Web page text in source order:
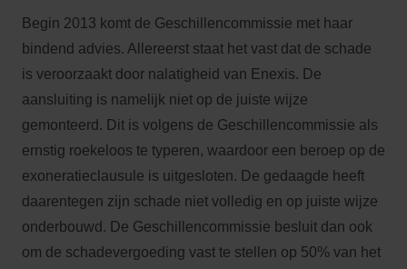
Begin 2013 komt de Geschillencommissie met haar
bindend advies. Allereerst staat het vast dat de schade
is veroorzaakt door nalatigheid van Enexis. De
aansluiting is namelijk niet op de juiste wijze
gemonteerd. Dit is volgens de Geschillencommissie als
ernstig roekeloos te typeren, waardoor een beroep op de
exoneratieclausule is uitgesloten. De gedaagde heeft
daarentegen zijn schade niet volledig en op juiste wijze
onderbouwd. De Geschillencommissie besluit dan ook
om de schadevergoeding vast te stellen op 50% van het